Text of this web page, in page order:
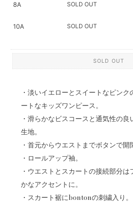
8A SOLD OUT
10A SOLD OUT
SOLD OUT
・淡いイエローとスイートなピン
ートなキッズワンピース。
・滑らかなビスコースと通気性の
生地。
・首元からウエストまでボタンで開
・ロールアップ袖。
・ウエストとスカートの接続部分
かなアクセントに。
・スカート裾にbontonの刺繍入り。